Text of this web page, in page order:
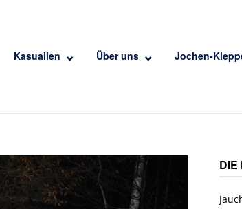
Kasualien Über uns Jochen-
DIE